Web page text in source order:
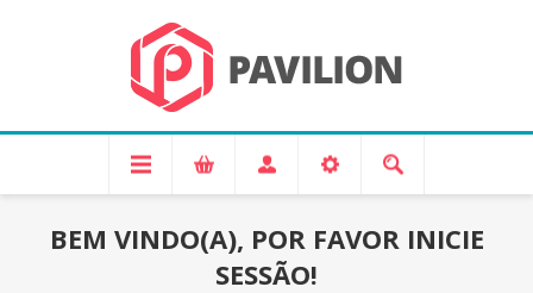
BEM VINDO(A), POR FAVOR INICIE
SESSÃO!